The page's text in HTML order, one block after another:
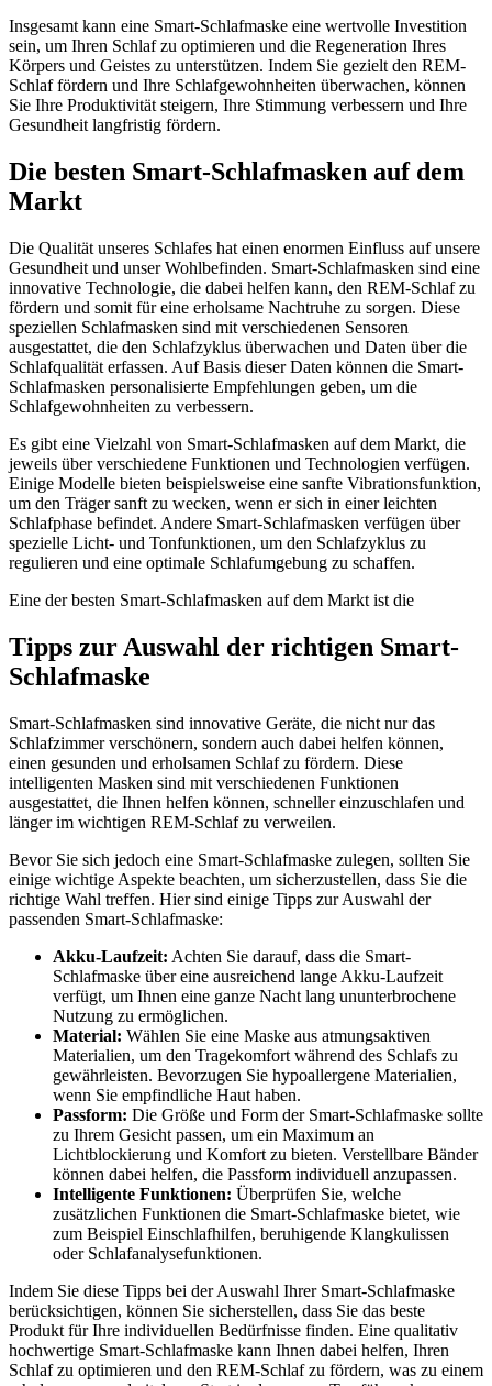
Insgesamt kann eine Smart-Schlafmaske eine wertvolle Investition
sein, um Ihren Schlaf zu optimieren und die Regeneration Ihres
Körpers und Geistes zu unterstützen. Indem Sie gezielt den REM-
Schlaf fördern und Ihre Schlafgewohnheiten überwachen, können
Sie Ihre Produktivität steigern, Ihre Stimmung verbessern und Ihre
Gesundheit langfristig fördern.
Die besten Smart-Schlafmasken auf dem
Markt
Die Qualität unseres Schlafes hat einen enormen Einfluss auf unsere
Gesundheit und unser Wohlbefinden. Smart-Schlafmasken sind eine
innovative Technologie, die dabei helfen kann, den REM-Schlaf zu
fördern und somit für eine erholsame Nachtruhe zu sorgen. Diese
speziellen Schlafmasken sind mit verschiedenen Sensoren
ausgestattet, die den Schlafzyklus überwachen und Daten über die
Schlafqualität erfassen. Auf Basis dieser Daten können die Smart-
Schlafmasken personalisierte Empfehlungen geben, um die
Schlafgewohnheiten zu verbessern.
Es gibt eine Vielzahl von Smart-Schlafmasken auf dem Markt, die
jeweils über verschiedene Funktionen und Technologien verfügen.
Einige Modelle bieten beispielsweise eine sanfte Vibrationsfunktion,
um den Träger sanft zu wecken, wenn er sich in einer leichten
Schlafphase befindet. Andere Smart-Schlafmasken verfügen über
spezielle Licht- und Tonfunktionen, um den Schlafzyklus zu
regulieren und eine optimale Schlafumgebung zu schaffen.
Eine der besten Smart-Schlafmasken auf dem Markt ist die
Tipps zur Auswahl der richtigen Smart-
Schlafmaske
Smart-Schlafmasken sind innovative Geräte, die nicht nur das
Schlafzimmer verschönern, sondern auch dabei helfen können,
einen gesunden und erholsamen Schlaf zu fördern. Diese
intelligenten Masken sind mit verschiedenen Funktionen
ausgestattet, die Ihnen helfen können, schneller einzuschlafen und
länger im wichtigen REM-Schlaf zu verweilen.
Bevor Sie sich jedoch eine Smart-Schlafmaske zulegen, sollten Sie
einige wichtige Aspekte beachten, um sicherzustellen, dass Sie die
richtige Wahl treffen. Hier sind einige Tipps zur Auswahl der
passenden Smart-Schlafmaske:
Akku-Laufzeit: Achten Sie darauf, dass die Smart-
Schlafmaske über eine ausreichend lange Akku-Laufzeit
verfügt, um Ihnen eine ganze Nacht lang ununterbrochene
Nutzung zu ermöglichen.
Material: Wählen Sie eine Maske aus atmungsaktiven
Materialien, um den Tragekomfort während des Schlafs zu
gewährleisten. Bevorzugen Sie hypoallergene Materialien,
wenn Sie empfindliche Haut haben.
Passform: Die Größe und Form der Smart-Schlafmaske sollte
zu Ihrem Gesicht passen, um ein Maximum an
Lichtblockierung und Komfort zu bieten. Verstellbare Bänder
können dabei helfen, die Passform individuell anzupassen.
Intelligente Funktionen: Überprüfen Sie, welche
zusätzlichen Funktionen die Smart-Schlafmaske bietet, wie
zum Beispiel Einschlafhilfen, beruhigende Klangkulissen
oder Schlafanalysefunktionen.
Indem Sie diese Tipps bei der Auswahl Ihrer Smart-Schlafmaske
berücksichtigen, können Sie sicherstellen, dass Sie das beste
Produkt für Ihre individuellen Bedürfnisse finden. Eine qualitativ
hochwertige Smart-Schlafmaske kann Ihnen dabei helfen, Ihren
Schlaf zu optimieren und den REM-Schlaf zu fördern, was zu einem